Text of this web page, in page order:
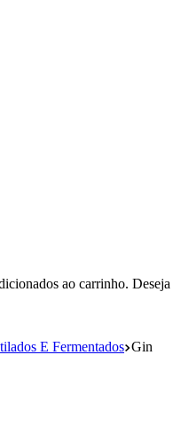
ao carrinho. Deseja
E Fermentados Gin